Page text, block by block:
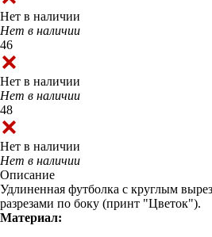
Нет в наличии
Нет в наличии
46
Нет в наличии
Нет в наличии
48
Нет в наличии
Нет в наличии
Описание
Удлиненная футболка с круглым
разрезами по боку (принт "Цветок").
Материал: